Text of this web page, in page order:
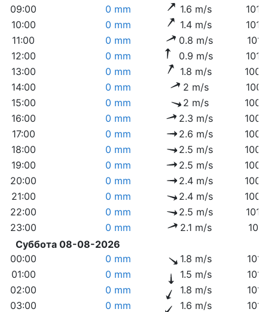
09:00
0 mm 1.6 m/s
10:00
0 mm 1.4 m/s
11:00
0 mm 0.8 m/s
12:00
0 mm 0.9 m/s
13:00
0 mm 1.8 m/s
14:00
0 mm 2 m/s
15:00
0 mm 2 m/s
16:00
0 mm 2.3 m/s
17:00
0 mm 2.6 m/s
18:00
0 mm 2.5 m/s
19:00
0 mm 2.5 m/s
20:00
0 mm 2.4 m/s
21:00
0 mm 2.4 m/s
22:00
0 mm 2.5 m/s
23:00
0 mm 2.1 m/s
Суббота 08-08-2026
00:00
0 mm 1.8 m/s
01:00
0 mm 1.5 m/s
02:00
0 mm 1.8 m/s
03:00
0 mm 1.6 m/s